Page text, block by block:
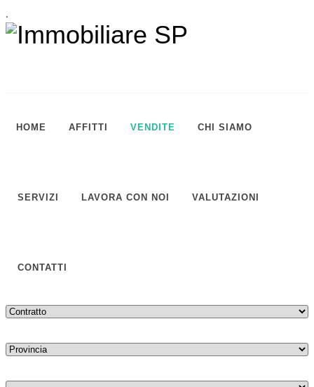
.
HOME AFFITTI VENDITE CHI SIAMO
SERVIZI LAVORA CON NOI VALUTAZIONI
CONTATTI